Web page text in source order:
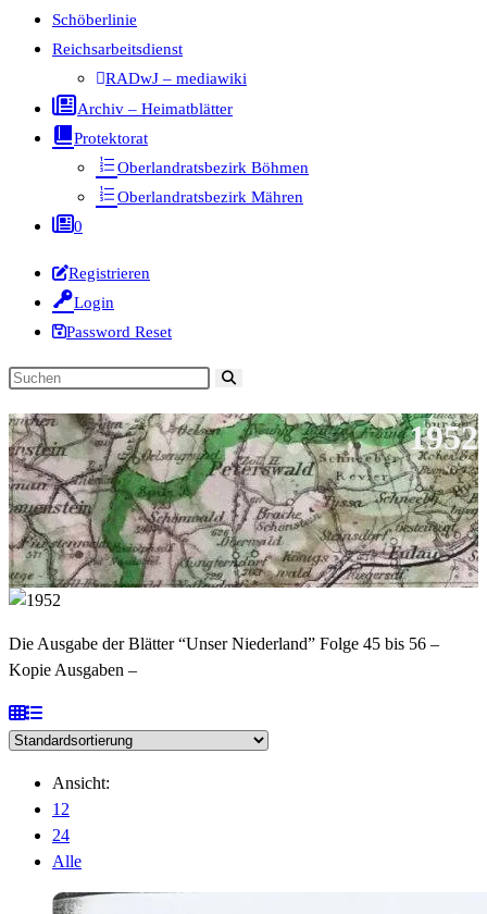
Schöberlinie
Reichsarbeitsdienst
RADwJ – mediawiki
Archiv – Heimatblätter
Protektorat
Oberlandratsbezirk Böhmen
Oberlandratsbezirk Mähren
0
Registrieren
Login
Password Reset
Diese
durchsuchen
1952
Die Ausgabe der Blätter “Unser Niederland” Folge 45 bis 56 –
Kopie Ausgaben –
Ansicht:
12
24
Alle